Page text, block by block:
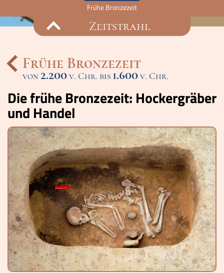
Frühe Bronzezeit
Zeitstrahl
Ereignisse
Lucys Wissensbox
Karte
Quiz
Memospiel
Videos
Mach mit!
Buchtipps
Frühe Bronzezeit
von 2.200v. Chr. bis 1.600v. Chr.
Die frühe Bronzezeit: Hockergräber
und Handel